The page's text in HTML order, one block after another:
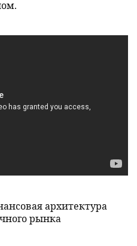
архитектура
рынка